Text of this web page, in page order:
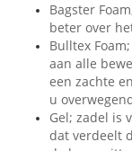
Bagster
beter over
Bulltex
aan alle
een zachte
u
Gel; zadel is
dat verdeelt